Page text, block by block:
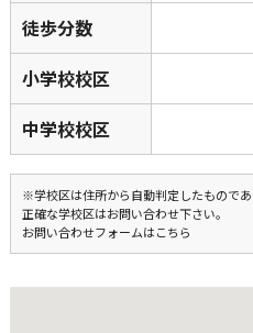
徒歩分数
小学校校区
中学校校区
※学校区は住所から自動判定したもので
正確な学校区はお問い合わせ下さい。
お問い合わせフォームはこちら